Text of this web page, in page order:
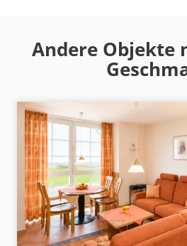
Andere Objekte